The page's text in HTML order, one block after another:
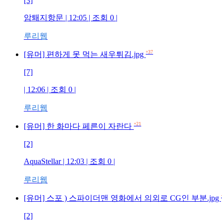
암퇘지항문 | 12:05 | 조회 0 |
루리웹
[유머] 편하게 못 먹는 새우튀김.jpg +37
[7]
| 12:06 | 조회 0 |
루리웹
[유머] 한 화마다 페른이 자란다 +21
[2]
AquaStellar | 12:03 | 조회 0 |
루리웹
[유머] 스포 ) 스파이더맨 영화에서 의외로 CG인 부분.jpg
[2]